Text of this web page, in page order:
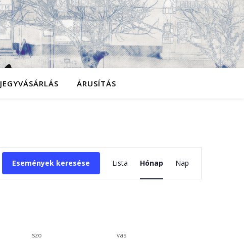
JEGYVÁSÁRLÁS ÁRUSÍTÁS
Események keresése
Esemény
nézet
Lista Hónap Nap
szo vas